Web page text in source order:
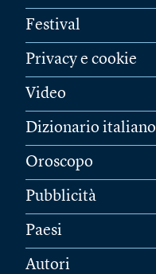
Festival
Privacy e cookie
Video
Dizionario italiano
Oroscopo
Pubblicità
Paesi
Autori